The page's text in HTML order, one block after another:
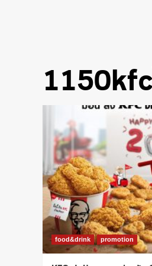
1150kfc
food&drink promotion